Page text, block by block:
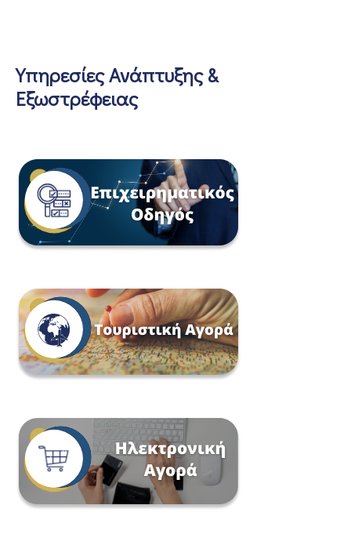
Υπηρεσίες Ανάπτυξης &
Εξωστρέφειας